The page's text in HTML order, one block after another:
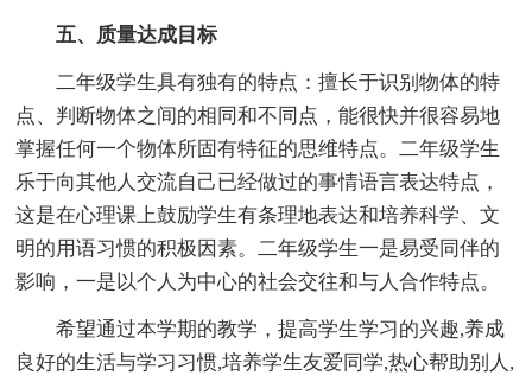
五、质量达成目标
二年级学生具有独有的特点：擅长于识别物体的特
点、判断物体之间的相同和不同点，能很快并很容易地
掌握任何一个物体所固有特征的思维特点。二年级学生
乐于向其他人交流自己已经做过的事情语言表达特点，
这是在心理课上鼓励学生有条理地表达和培养科学、文
明的用语习惯的积极因素。二年级学生一是易受同伴的
影响，一是以个人为中心的社会交往和与人合作特点。
希望通过本学期的教学，提高学生学习的兴趣,养成
良好的生活与学习习惯,培养学生友爱同学,热心帮助别人,